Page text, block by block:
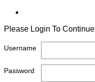
Please Login To Continue
Username
Password